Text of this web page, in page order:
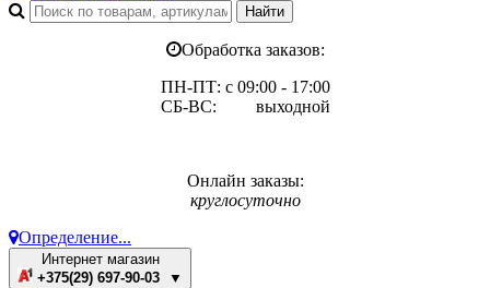
Обработка заказов:
ПН-ПТ: с 09:00 - 17:00
СБ-ВС: выходной
Онлайн заказы:
круглосуточно
Определение...
Интернет магазин
+375(29) 697-90-03 ▼